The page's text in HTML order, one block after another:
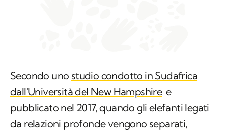
Secondo uno studio condotto in Sudafrica
dall'Università del New Hampshire e
pubblicato nel 2017, quando gli elefanti legati
da relazioni profonde vengono separati,